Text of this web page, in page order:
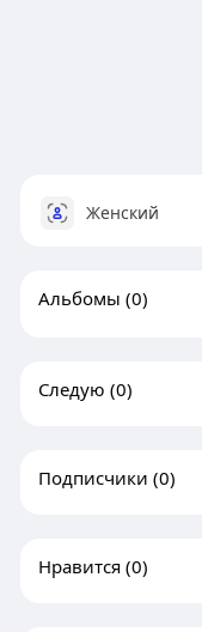
Женский
Альбомы (0)
Следую (0)
Подписчики (0)
Нравится (0)